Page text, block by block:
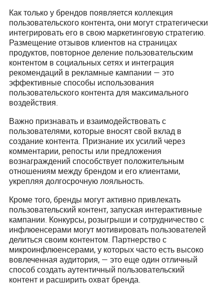
Как только у брендов появляется коллекция
пользовательского контента, они могут стратегически
интегрировать его в свою маркетинговую стратегию.
Размещение отзывов клиентов на страницах
продуктов, повторное деление пользовательским
контентом в социальных сетях и интеграция
рекомендаций в рекламные кампании — это
эффективные способы использования
пользовательского контента для максимального
воздействия.
Важно признавать и взаимодействовать с
пользователями, которые вносят свой вклад в
создание контента. Признание их усилий через
комментарии, репосты или предложения
вознаграждений способствует положительным
отношениям между брендом и его клиентами,
укрепляя долгосрочную лояльность.
Кроме того, бренды могут активно привлекать
пользовательский контент, запуская интерактивные
кампании. Конкурсы, розыгрыши и сотрудничество с
инфлюенсерами могут мотивировать пользователей
делиться своим контентом. Партнерство с
микроинфлюенсерами, у которых часто есть высоко
вовлеченная аудитория, — это еще один отличный
способ создать аутентичный пользовательский
контент и расширить охват бренда.